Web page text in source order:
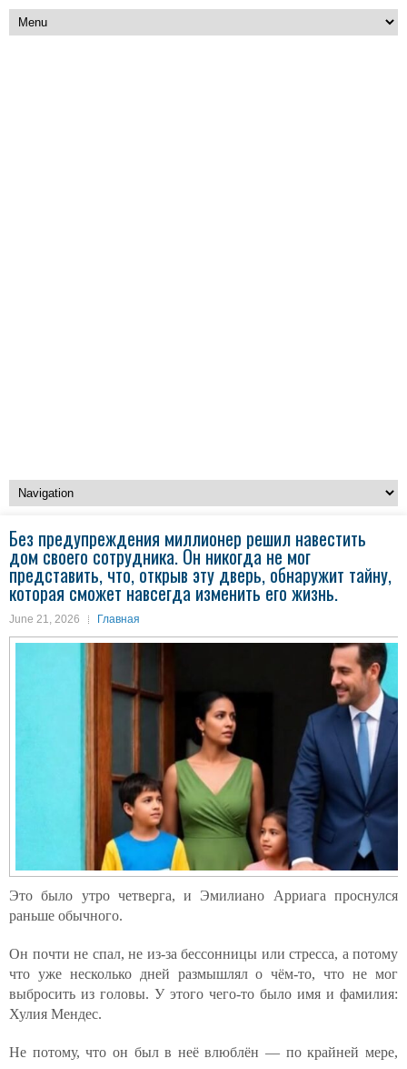
Без предупреждения миллионер решил навестить
дом своего сотрудника. Он никогда не мог
представить, что, открыв эту дверь, обнаружит тайну,
которая сможет навсегда изменить его жизнь.
June 21, 2026 Главная
Это было утро четверга, и Эмилиано Арриага проснулся
раньше обычного.
Он почти не спал, не из-за бессонницы или стресса, а потому
что уже несколько дней размышлял о чём-то, что не мог
выбросить из головы. У этого чего-то было имя и фамилия:
Хулия Мендес.
Не потому, что он был в неё влюблён — по крайней мере,